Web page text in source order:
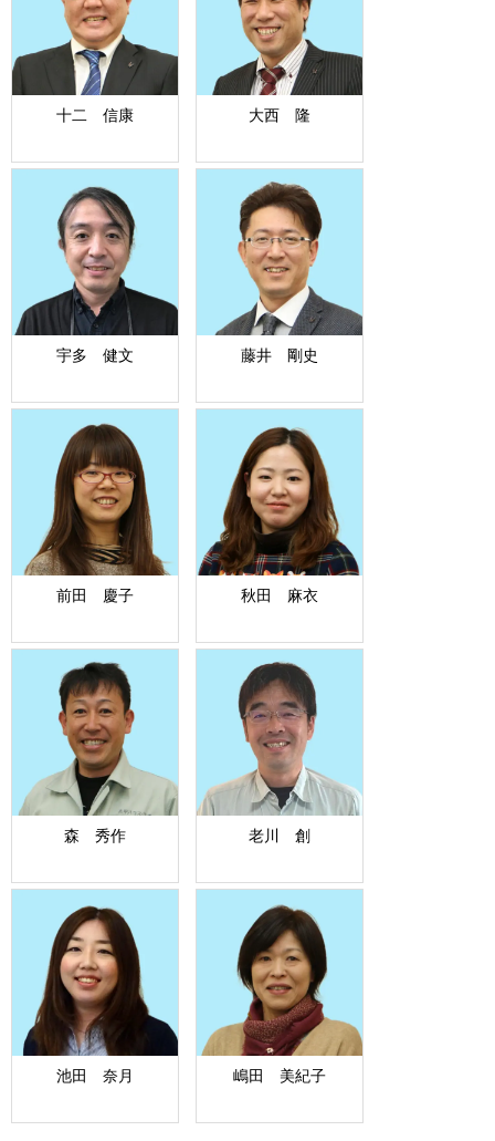
十二 信康 大西 隆
宇多 健文 藤井 剛史
前田 慶子 秋田 麻衣
森 秀作 老川 創
池田 奈月 嶋田 美紀子